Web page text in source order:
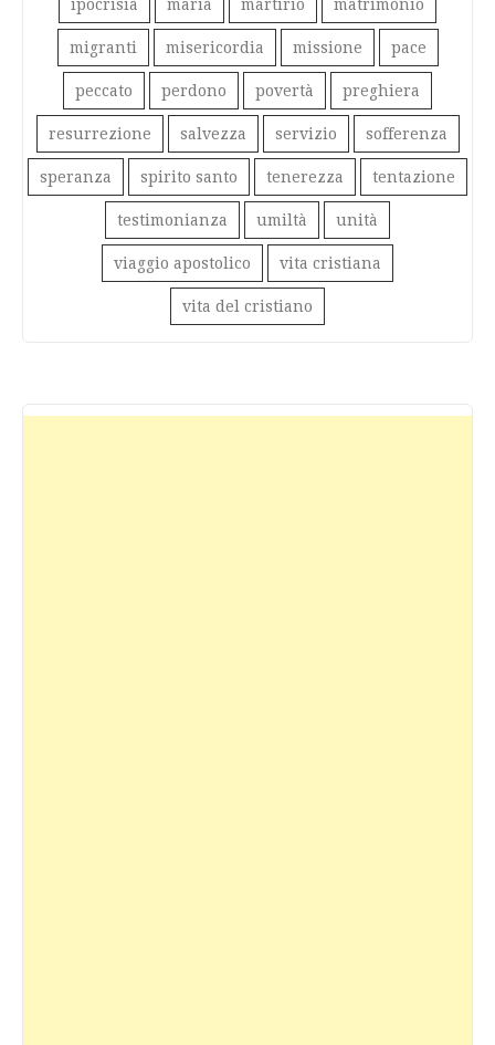
ipocrisia maria martirio matrimonio
migranti misericordia missione pace
peccato perdono povertà preghiera
resurrezione salvezza servizio sofferenza
speranza spirito santo tenerezza tentazione
testimonianza umiltà unità
viaggio apostolico vita cristiana
vita del cristiano